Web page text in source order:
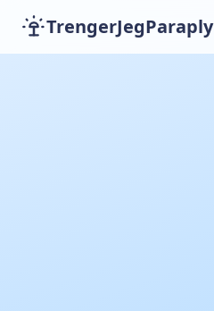
TrengerJegParaply